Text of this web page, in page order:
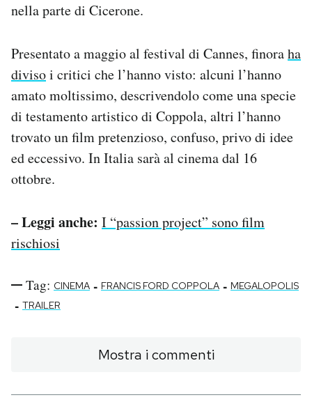
nella parte di Cicerone.
Presentato a maggio al festival di Cannes, finoraha
divisoi critici che l’hanno visto: alcuni l’hanno
amato moltissimo, descrivendolo come una specie
di testamento artistico di Coppola, altri l’hanno
trovato un film pretenzioso, confuso, privo di idee
ed eccessivo. In Italia sarà al cinema dal 16
ottobre.
– Leggi anche: I “passion project” sono film
rischiosi
Tag: CINEMA - FRANCIS FORD COPPOLA - MEGALOPOLIS
- TRAILER
Mostra i commenti